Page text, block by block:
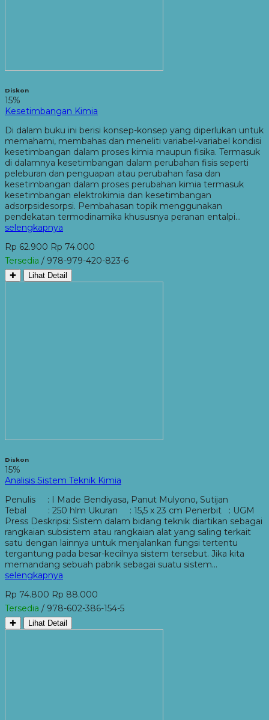
Diskon
15%
Kesetimbangan Kimia
Di dalam buku ini berisi konsep-konsep yang diperlukan untuk
memahami, membahas dan meneliti variabel-variabel kondisi
kesetimbangan dalam proses kimia maupun fisika. Termasuk
di dalamnya kesetimbangan dalam perubahan fisis seperti
peleburan dan penguapan atau perubahan fasa dan
kesetimbangan dalam proses perubahan kimia termasuk
kesetimbangan elektrokimia dan kesetimbangan
adsorpsidesorpsi. Pembahasan topik menggunakan
pendekatan termodinamika khususnya peranan entalpi…
selengkapnya
Rp 62.900 Rp 74.000
Tersedia / 978-979-420-823-6
✚ Lihat Detail
Diskon
15%
Analisis Sistem Teknik Kimia
Penulis : I Made Bendiyasa, Panut Mulyono, Sutijan
Tebal : 250 hlm Ukuran : 15,5 x 23 cm Penerbit : UGM
Press Deskripsi: Sistem dalam bidang teknik diartikan sebagai
rangkaian subsistem atau rangkaian alat yang saling terkait
satu dengan lainnya untuk menjalankan fungsi tertentu
tergantung pada besar-kecilnya sistem tersebut. Jika kita
memandang sebuah pabrik sebagai suatu sistem…
selengkapnya
Rp 74.800 Rp 88.000
Tersedia / 978-602-386-154-5
✚ Lihat Detail